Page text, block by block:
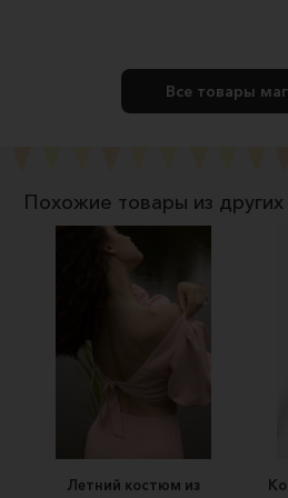
Все товары
Похожие товары из других
Летний костюм из